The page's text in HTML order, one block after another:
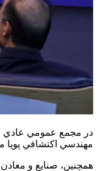
در مجمع عمومي عادي
مهندسي اکتشافي پويا
همچنین، صنايع و